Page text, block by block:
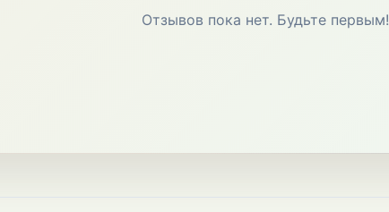
Отзывов пока нет. Будьте первым!